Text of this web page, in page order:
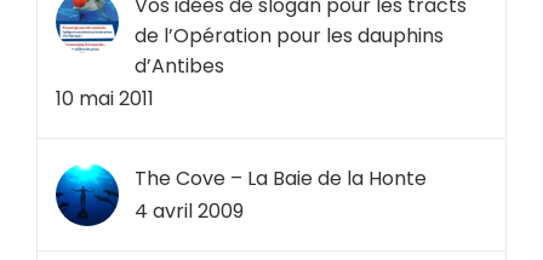
Vos idées de slogan pour les tracts
de l’Opération pour les dauphins
d’Antibes
10 mai 2011
The Cove – La Baie de la Honte
4 avril 2009